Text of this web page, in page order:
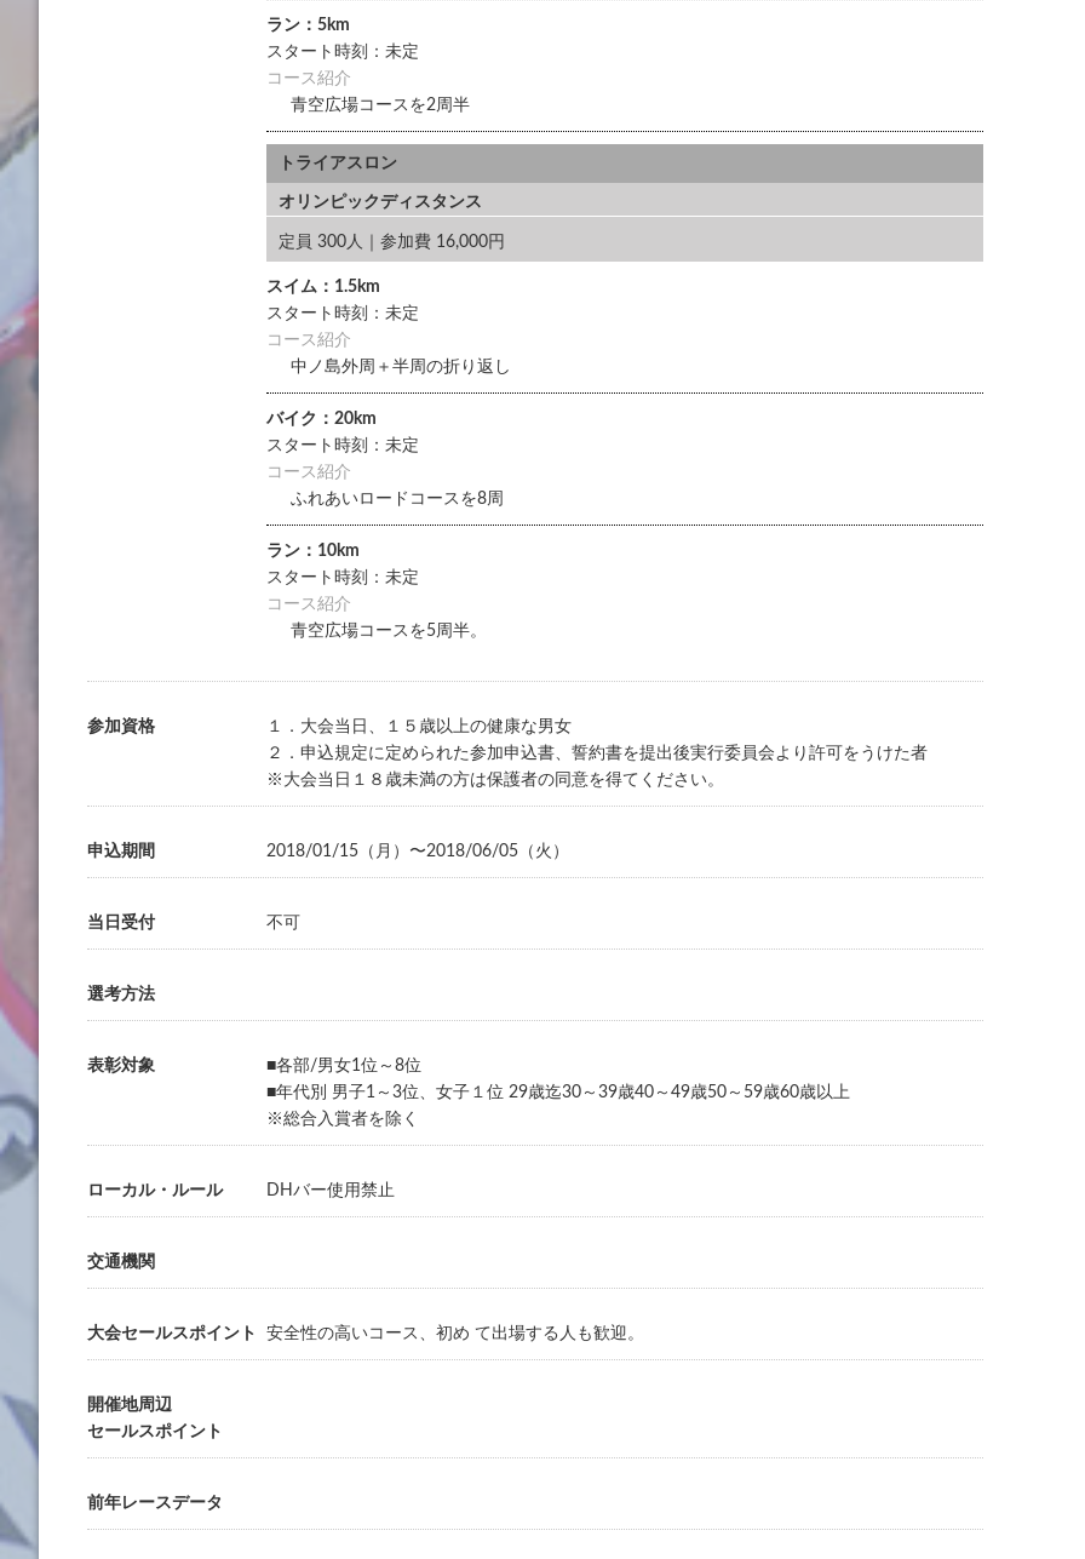
ラン：5km
スタート時刻：未定
コース紹介
青空広場コースを2周半
トライアスロン
オリンピックディスタンス
定員 300人｜参加費 16,000円
スイム：1.5km
スタート時刻：未定
コース紹介
中ノ島外周＋半周の折り返し
バイク：20km
スタート時刻：未定
コース紹介
ふれあいロードコースを8周
ラン：10km
スタート時刻：未定
コース紹介
青空広場コースを5周半。
参加資格
１．大会当日、１５歳以上の健康な男女
２．申込規定に定められた参加申込書、誓約書を提出後実行委員会より許可をうけた者
※大会当日１８歳未満の方は保護者の同意を得てください。
申込期間 2018/01/15（月）〜2018/06/05（火）
当日受付 不可
選考方法
表彰対象
■各部/男女1位～8位
■年代別 男子1～3位、女子１位 29歳迄30～39歳40～49歳50～59歳60歳以上
※総合入賞者を除く
ローカル・ルール DHバー使用禁止
交通機関
大会セールスポイント 安全性の高いコース、初め て出場する人も歓迎。
開催地周辺
セールスポイント
前年レースデータ